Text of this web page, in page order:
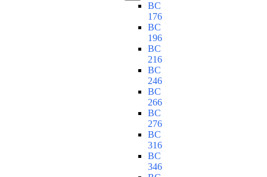
BC
176
BC
196
BC
216
BC
246
BC
266
BC
276
BC
316
BC
346